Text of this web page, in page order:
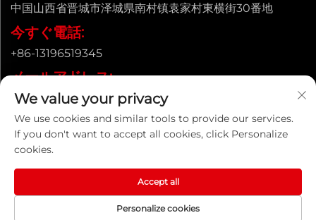
中国山西省晋城市泽城県南村镇袁家村東横街30番地
今すぐ電話:
+86-13196519345
メールアドレス:
[email protected]
Copyright © 山西省永通铸造管有限公司. All Rights Reserved |
We value your privacy
We use cookies and similar tools to provide our services.
If you don't want to accept all cookies, click Personalize
cookies.
Personalize cookies
Accept all